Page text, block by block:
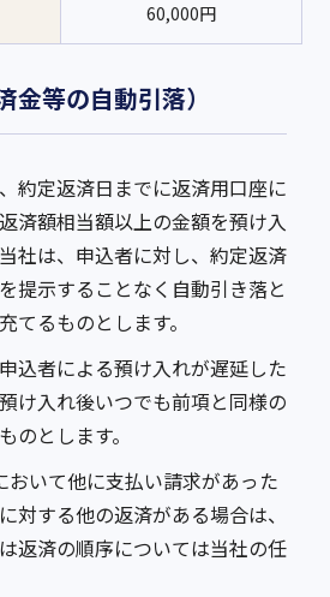
60,000円
等の自動引落）
約定返済日までに返済用口座に
済額相当額以上の金額を預け入
社は、申込者に対し、約定返済
提示することなく自動引き落と
てるものとします。
込者による預け入れが遅延した
け入れ後いつでも前項と同様の
のとします。
おいて他に支払い請求があった
対する他の返済がある場合は、
返済の順序については当社の任